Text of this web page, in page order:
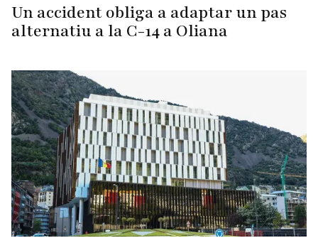
Un accident obliga a adaptar un pas
alternatiu a la C-14 a Oliana